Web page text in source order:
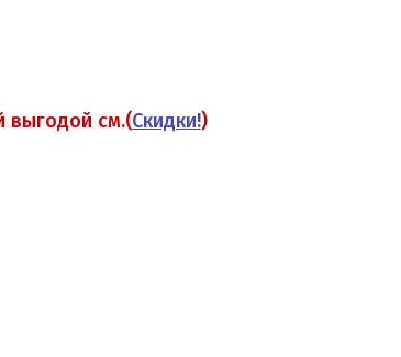
выгодой см.(Скидки!)